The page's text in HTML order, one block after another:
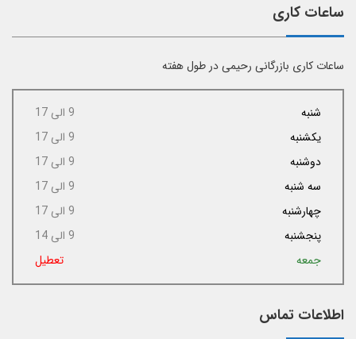
ساعات کاری
ساعات کاری بازرگانی رحیمی در طول هفته
شنبه
9 الی 17
یکشنبه
9 الی 17
دوشنبه
9 الی 17
سه شنبه
9 الی 17
چهارشنبه
9 الی 17
پنجشنبه
9 الی 14
جمعه
تعطیل
اطلاعات تماس